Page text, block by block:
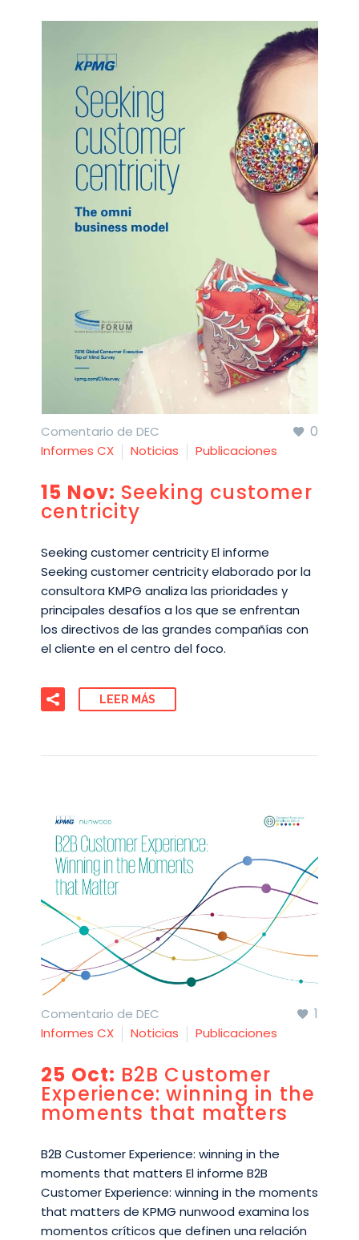
0
Comentario de DEC
Informes CX
Noticias Publicaciones
15 Nov: Seeking customer
centricity
Seeking customer centricity El informe
Seeking customer centricity elaborado por la
consultora KMPG analiza las prioridades y
principales desafíos a los que se enfrentan
los directivos de las grandes compañías con
el cliente en el centro del foco.
LEER MÁS
1
Comentario de DEC
Informes CX
Noticias Publicaciones
25 Oct: B2B Customer
Experience: winning in the
moments that matters
B2B Customer Experience: winning in the
moments that matters El informe B2B
Customer Experience: winning in the moments
that matters de KPMG nunwood examina los
momentos críticos que definen una relación